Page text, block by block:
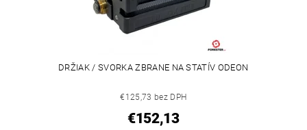
DRŽIAK / SVORKA ZBRANE NA STATÍV ODEON
€125,73 bez DPH
€152,13